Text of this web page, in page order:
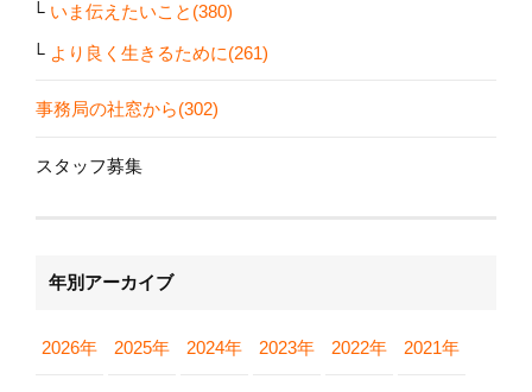
いま伝えたいこと(380)
より良く生きるために(261)
事務局の社窓から(302)
スタッフ募集
年別アーカイブ
2026年 2025年 2024年 2023年 2022年 2021年